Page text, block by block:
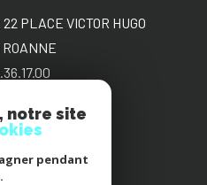
PLACE VICTOR HUGO
ROANNE
notre site
pendant